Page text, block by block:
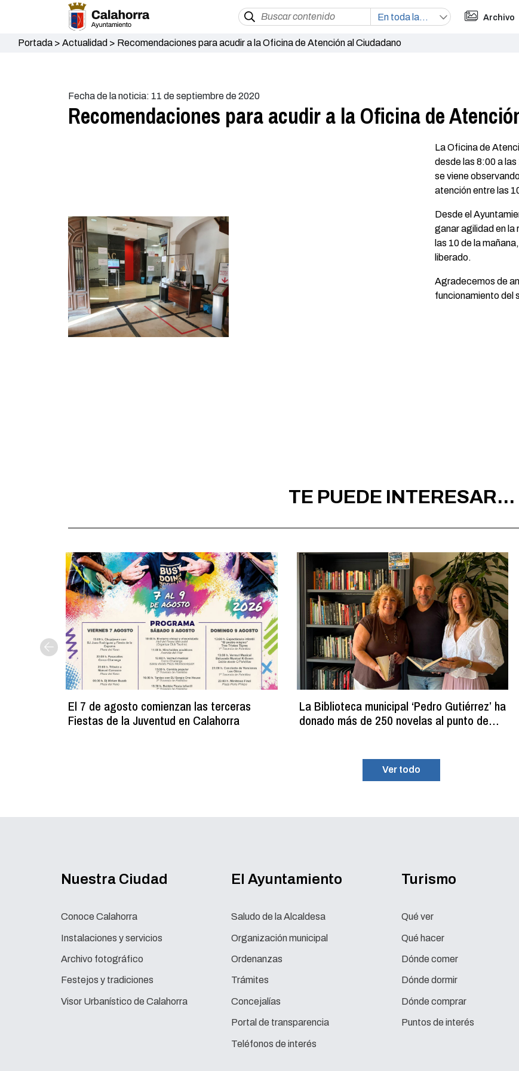
Archivo
Portada> Actualidad > Recomendaciones para acudir a la Oficina de Atención al Ciudadano
Fecha de la noticia: 11 de septiembre de 2020
Recomendaciones para acudir a la Oficina de
La Oficina de
desde las 8:00 a
se viene
atención entre las
Desde el
ganar agilidad en la
las 10 de la
liberado.
Agradecemos de
funcionamiento del
TE PUEDE INTERESAR...
El 7 de agosto comienzan las terceras
Fiestas de la Juventud en Calahorra
La Biblioteca municipal ‘Pedro Gutiérrez’ ha
donado más de 250 novelas al punto de
Ver todo
Nuestra Ciudad
Conoce Calahorra
Instalaciones y servicios
Archivo fotográfico
Festejos y tradiciones
Visor Urbanístico de Calahorra
El Ayuntamiento
Saludo de la Alcaldesa
Organización municipal
Ordenanzas
Trámites
Concejalías
Portal de transparencia
Teléfonos de interés
Turismo
Qué ver
Qué hacer
Dónde comer
Dónde dormir
Dónde comprar
Puntos de interés